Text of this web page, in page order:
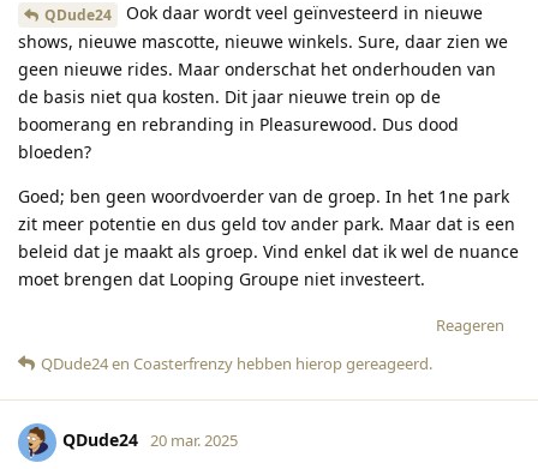
QDude24
Ook daar wordt veel geïnvesteerd in nieuwe
shows, nieuwe mascotte, nieuwe winkels. Sure, daar zien we
geen nieuwe rides. Maar onderschat het onderhouden van
de basis niet qua kosten. Dit jaar nieuwe trein op de
boomerang en rebranding in Pleasurewood. Dus dood
bloeden?
Goed; ben geen woordvoerder van de groep. In het 1ne park
zit meer potentie en dus geld tov ander park. Maar dat is een
beleid dat je maakt als groep. Vind enkel dat ik wel de nuance
moet brengen dat Looping Groupe niet investeert.
Reageren
QDude24en Coasterfrenzy hebben hierop gereageerd.
QDude24 20 mar. 2025